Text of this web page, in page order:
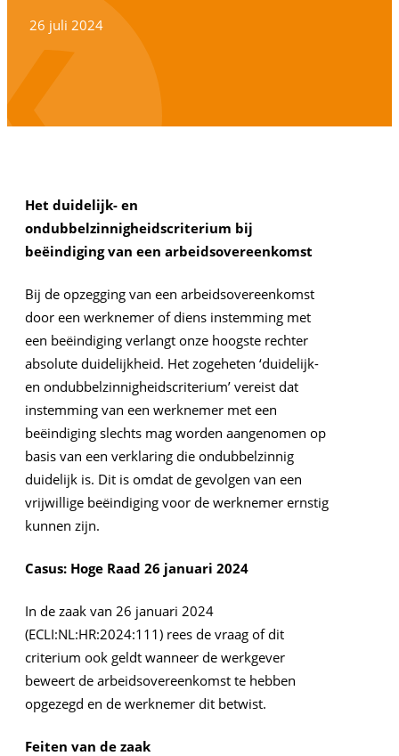
26 juli 2024
Het duidelijk- en
ondubbelzinnigheidscriterium bij
beëindiging van een arbeidsovereenkomst
Bij de opzegging van een arbeidsovereenkomst
door een werknemer of diens instemming met
een beëindiging verlangt onze hoogste rechter
absolute duidelijkheid. Het zogeheten ‘duidelijk-
en ondubbelzinnigheidscriterium’ vereist dat
instemming van een werknemer met een
beëindiging slechts mag worden aangenomen op
basis van een verklaring die ondubbelzinnig
duidelijk is. Dit is omdat de gevolgen van een
vrijwillige beëindiging voor de werknemer ernstig
kunnen zijn.
Casus: Hoge Raad 26 januari 2024
In de zaak van 26 januari 2024
(ECLI:NL:HR:2024:111) rees de vraag of dit
criterium ook geldt wanneer de werkgever
beweert de arbeidsovereenkomst te hebben
opgezegd en de werknemer dit betwist.
Feiten van de zaak